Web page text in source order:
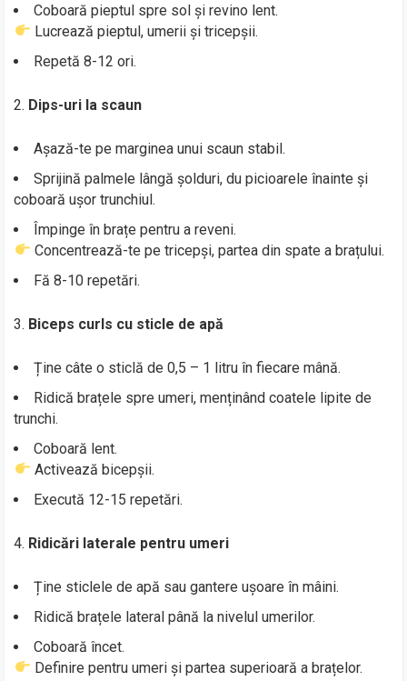
Coboară pieptul spre sol și revino lent.
Lucrează pieptul, umerii și tricepșii.
Repetă 8-12 ori.
Dips-uri la scaun
Așază-te pe marginea unui scaun stabil.
Sprijină palmele lângă șolduri, du picioarele înainte și
coboară ușor trunchiul.
Împinge în brațe pentru a reveni.
Concentrează-te pe tricepși, partea din spate a brațului.
Fă 8-10 repetări.
Biceps curls cu sticle de apă
Ține câte o sticlă de 0,5 – 1 litru în fiecare mână.
Ridică brațele spre umeri, menținând coatele lipite de
trunchi.
Coboară lent.
Activează bicepșii.
Execută 12-15 repetări.
Ridicări laterale pentru umeri
Ține sticlele de apă sau gantere ușoare în mâini.
Ridică brațele lateral până la nivelul umerilor.
Coboară încet.
Definire pentru umeri și partea superioară a brațelor.